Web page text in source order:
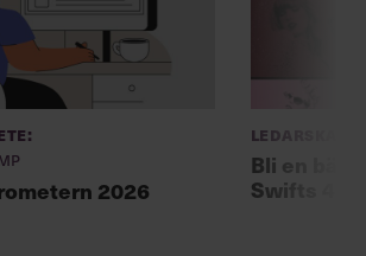
2026
Ledarskap
Bli en
Swifts 4